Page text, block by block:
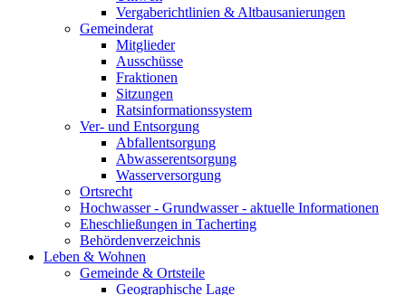
Vergaberichtlinien & Altbausanierungen
Gemeinderat
Mitglieder
Ausschüsse
Fraktionen
Sitzungen
Ratsinformationssystem
Ver- und Entsorgung
Abfallentsorgung
Abwasserentsorgung
Wasserversorgung
Ortsrecht
Hochwasser - Grundwasser - aktuelle Informationen
Eheschließungen in Tacherting
Behördenverzeichnis
Leben & Wohnen
Gemeinde & Ortsteile
Geographische Lage